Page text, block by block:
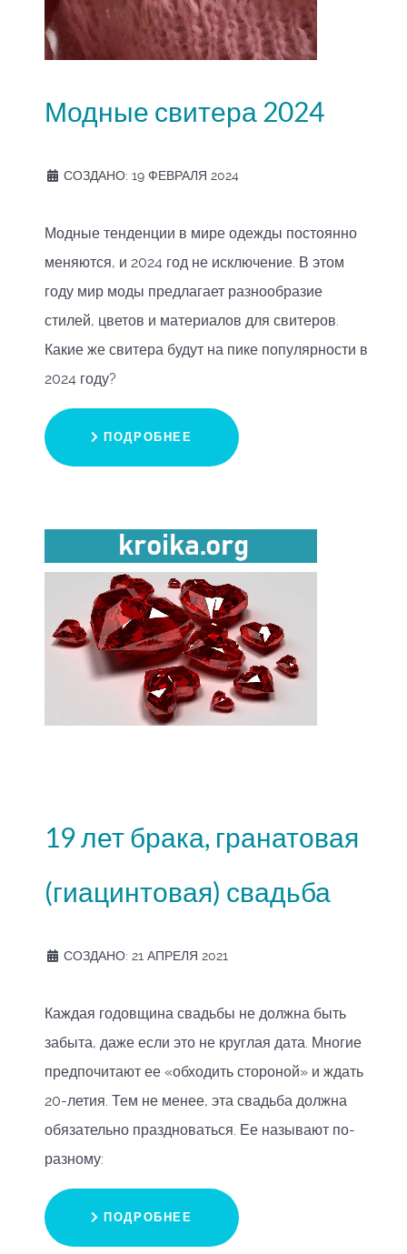
Модные свитера 2024
СОЗДАНО: 19 ФЕВРАЛЯ 2024
Модные тенденции в мире одежды постоянно
меняются, и 2024 год не исключение. В этом
году мир моды предлагает разнообразие
стилей, цветов и материалов для свитеров.
Какие же свитера будут на пике популярности в
2024 году?
ПОДРОБНЕЕ
19 лет брака, гранатовая
(гиацинтовая) свадьба
СОЗДАНО: 21 АПРЕЛЯ 2021
Каждая годовщина свадьбы не должна быть
забыта, даже если это не круглая дата. Многие
предпочитают ее «обходить стороной» и ждать
20-летия. Тем не менее, эта свадьба должна
обязательно праздноваться. Ее называют по-
разному:
ПОДРОБНЕЕ